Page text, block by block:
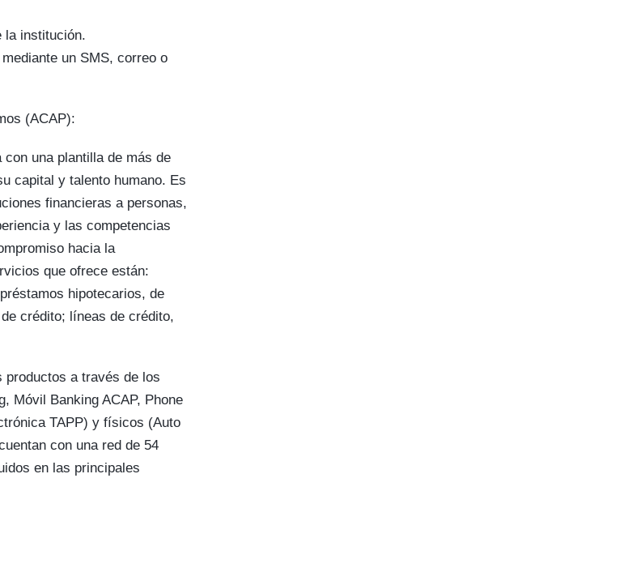
la institución.
un SMS, correo o
(ACAP):
una plantilla de más de
capital y talento humano. Es
financieras a personas,
y las competencias
hacia la
que ofrece están:
hipotecarios, de
crédito; líneas de crédito,
productos a través de los
Móvil Banking ACAP, Phone
TAPP) y físicos (Auto
con una red de 54
en las principales